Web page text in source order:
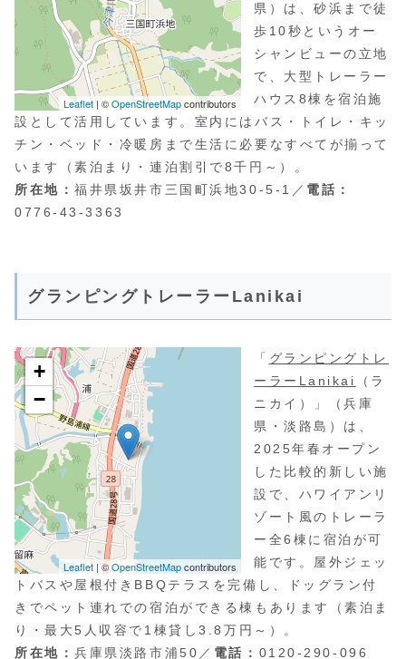
県）は、砂浜まで徒
歩10秒というオー
シャンビューの立地
で、大型トレーラー
ハウス8棟を宿泊施
設として活用しています。室内にはバス・トイレ・キッ
チン・ベッド・冷暖房まで生活に必要なすべてが揃って
います（素泊まり・連泊割引で8千円～）。
所在地：福井県坂井市三国町浜地30-5-1／ 電話：
0776-43-3363
グランピングトレーラーLanikai
「 グランピングトレ
ーラーLanikai
（ラ
ニカイ）」（兵庫
県・淡路島）は、
2025年春オープン
した比較的新しい施
設で、ハワイアンリ
ゾート風のトレーラ
ー全6棟に宿泊が可
能です。屋外ジェッ
トバスや屋根付きBBQテラスを完備し、ドッグラン付
きでペット連れでの宿泊ができる棟もあります（素泊ま
り・最大5人収容で1棟貸し3.8万円～）。
所在地：兵庫県淡路市浦50／ 電話： 0120-290-096